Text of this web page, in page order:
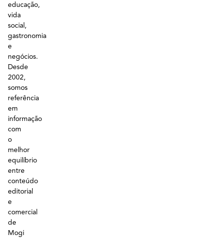
educação,
vida
social,
gastronomia
e
negócios.
Desde
2002,
somos
referência
em
informação
com
o
melhor
equilíbrio
entre
conteúdo
editorial
e
comercial
de
Mogi